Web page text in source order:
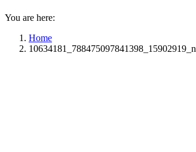
You are here:
Home
10634181_788475097841398_15902919_n